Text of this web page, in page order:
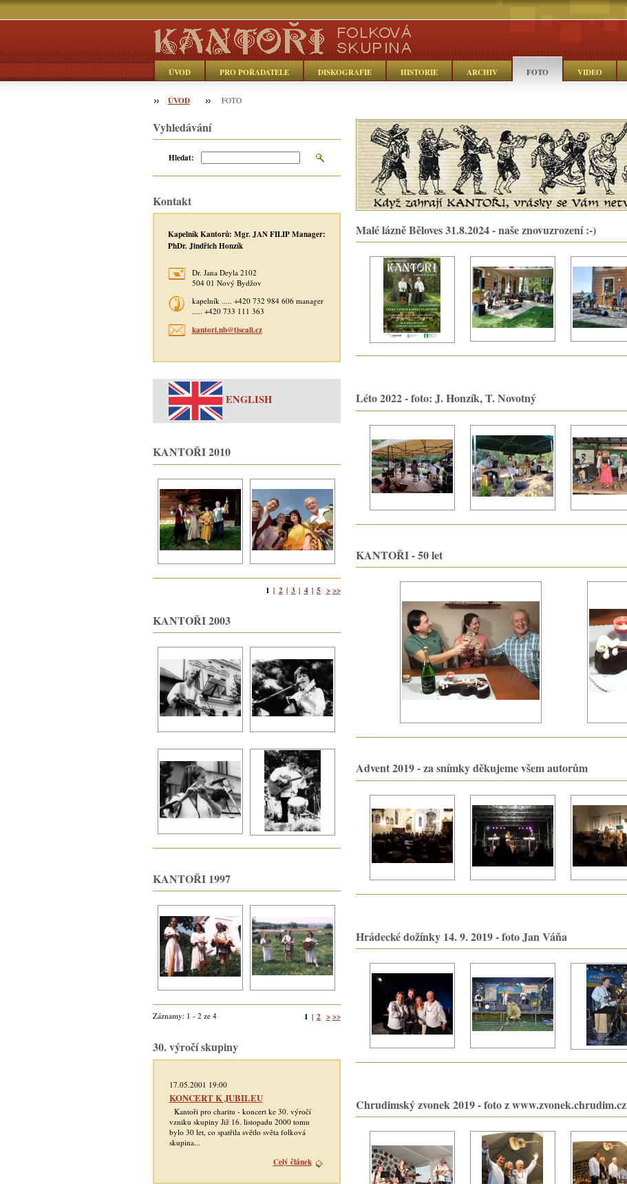
ÚVOD PRO POŘADATELE DISKOGRAFIE HISTORIE ARCHIV FOTO VIDEO
Objednávka
ÚVOD FOTO
Malé lázně Běloves 31.8.2024 - naše znovuzrození :-)
Léto 2022 - foto: J. Honzík, T. Novotný
KANTOŘI - 50 let
Advent 2019 - za snímky děkujeme všem autorům
Hrádecké dožínky 14. 9. 2019 - foto Jan Váňa
Chrudimský zvonek 2019 - foto z www.zvonek.chrudim.cz
Vyhledávání
Hledat:
Kontakt
Kapelník Kantorů: Mgr. JAN FILIP Manager:
PhDr. Jindřich Honzík
Dr. Jana Deyla 2102
504 01 Nový Bydžov
kapelník ..... +420 732 984 606 manager
..... +420 733 111 363
kantori.nb@tiscali.cz
ENGLISH
KANTOŘI 2010
1 | 2 | 3 | 4 | 5 > >>
KANTOŘI 2003
KANTOŘI 1997
Záznamy: 1 - 2 ze 4 1 | 2 > >>
30. výročí skupiny
17.05.2001 19:00
KONCERT K JUBILEU
Kantoři pro charitu - koncert ke 30. výročí
vzniku skupiny Již 16. listopadu 2000 tomu
bylo 30 let, co spatřila světlo světa folková
skupina...
Celý článek